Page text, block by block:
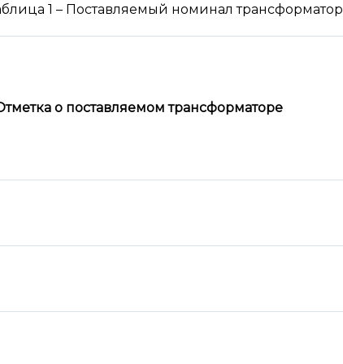
1 – Поставляемый номинал трансформатор
о поставляемом трансформаторе